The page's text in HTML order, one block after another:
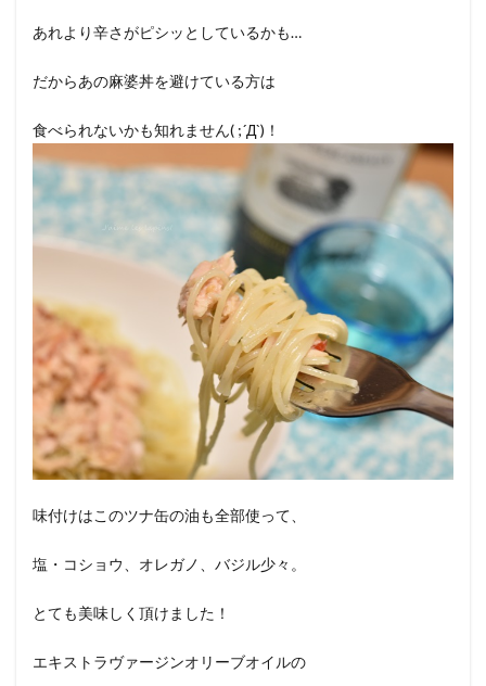
あれより辛さがピシッとしているかも…
だからあの麻婆丼を避けている方は
食べられないかも知れません( ;´Д`)！
味付けはこのツナ缶の油も全部使って、
塩・コショウ、オレガノ、バジル少々。
とても美味しく頂けました！
エキストラヴァージンオリーブオイルの